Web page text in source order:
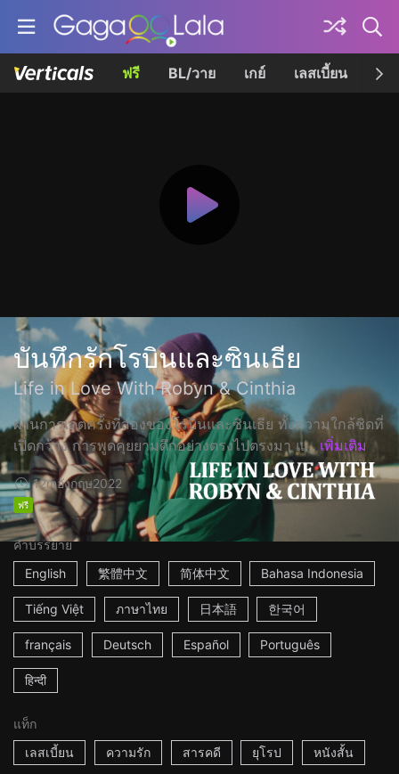
ฟรี BL/วาย เกย์ เลสเบี้ยน เค
บันทึกรักโรบินและซินเธีย
Life in Love With Robyn & Cinthia
ผ่านการเดตครั้งที่สองของโรบินและซินเธีย ทั้งความใกล้ชิดที่
เปิดกว้าง การพูดคุยยามดึกอย่างตรงไปตรงมา แ... เพิ่มเติม
12mอังกฤษ2022
ฟรี
คำบรรยาย
English
繁體中文 简体中文 Bahasa Indonesia
Tiếng Việt ภาษาไทย 日本語 한국어
français Deutsch Español Português
हिन्दी
แท็ก
เลสเบี้ยน
ความรัก สารคดี ยุโรป หนังสั้น